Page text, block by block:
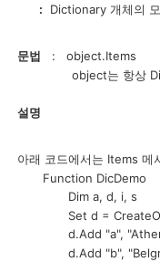
: Dictionary 개체의
문법 : object.Items
object는 항상
설명
아래 코드에서는 Items 메
Function DicDemo
Dim a, d, i,
Set d =
d.Add "a",
d.Add "b",